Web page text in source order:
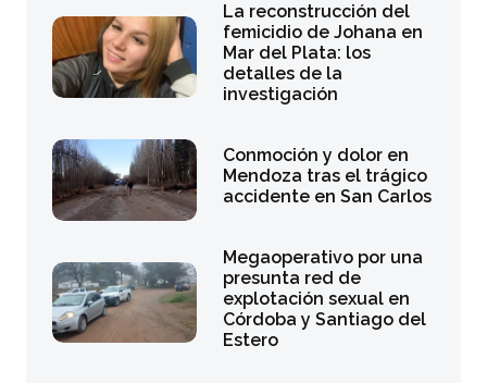
La reconstrucción del
femicidio de Johana en
Mar del Plata: los
detalles de la
investigación
Conmoción y dolor en
Mendoza tras el trágico
accidente en San Carlos
Megaoperativo por una
presunta red de
explotación sexual en
Córdoba y Santiago del
Estero